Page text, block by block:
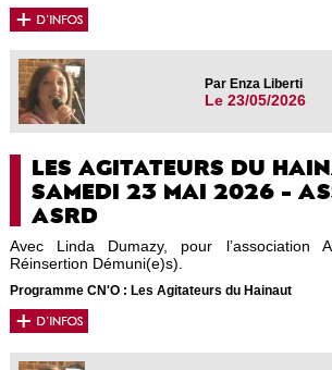
Par Enza Liberti
Le 23/05/2026
LES AGITATEURS DU
SAMEDI 23 MAI 2026 -
ASRD
Avec Linda Dumazy, pour l’association
Réinsertion Démuni(e)s).
Programme CN'O : Les Agitateurs du Hainaut